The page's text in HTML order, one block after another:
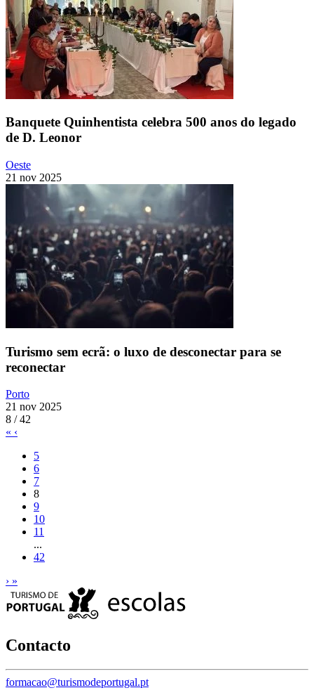
Banquete Quinhentista celebra 500 anos do legado
de D. Leonor
Oeste
21 nov 2025
Turismo sem ecrã: o luxo de desconectar para se
reconectar
Porto
21 nov 2025
8 / 42
« ‹
5
6
7
8
9
10
11
...
42
› »
Contacto
formacao@turismodeportugal.pt